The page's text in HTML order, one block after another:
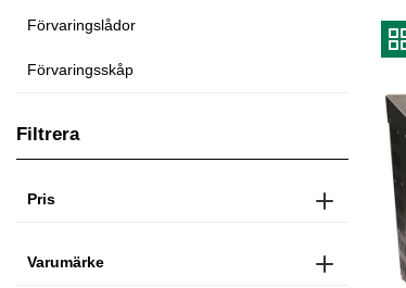
Förvaringslådor
Förvaringsskåp
Filtrera
Pris
Varumärke